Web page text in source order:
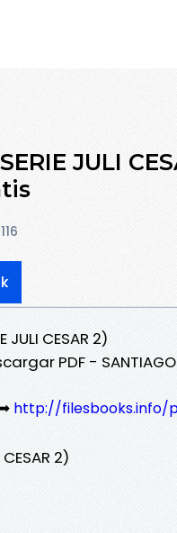
JULI
JULI CESAR 2)
PDF - SANTIAGO
http://filesbooks.info/
CESAR 2)